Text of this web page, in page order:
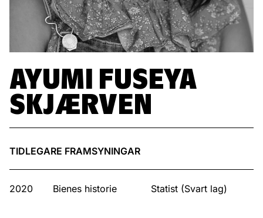
AYUMI FUSEYA
SKJÆRVEN
TIDLEGARE FRAMSYNINGAR
2020 Bienes historie Statist (Svart lag)